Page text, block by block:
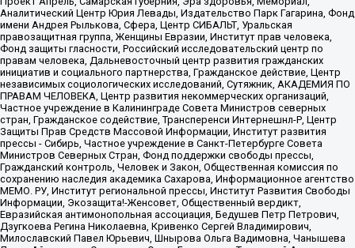
Аналитический Центр Юрия Левады, Издательство Парк Гагарина, Фонд
имени Андрея Рылькова, Сфера, Центр СИБАЛЬТ, Уральская
правозащитная группа, Женщины Евразии, Институт прав человека,
Фонд защиты гласности, Российский исследовательский центр по
правам человека, Дальневосточный центр развития гражданских
инициатив и социального партнерства, Гражданское действие, Центр
независимых социологических исследований, Сутяжник, АКАДЕМИЯ ПО
ПРАВАМ ЧЕЛОВЕКА, Центр развития некоммерческих организаций,
Частное учреждение в Калининграде Совета Министров северных
стран, Гражданское содействие, Трансперенси Интернешнл-Р, Центр
Защиты Прав Средств Массовой Информации, Институт развития
прессы - Сибирь, Частное учреждение в Санкт-Петербурге Совета
Министров Северных Стран, Фонд поддержки свободы прессы,
Гражданский контроль, Человек и Закон, Общественная комиссия по
сохранению наследия академика Сахарова, Информационное агентство
МЕМО. РУ, Институт региональной прессы, Институт Развития Свободы
Информации, Экозащита!-Женсовет, Общественный вердикт,
Евразийская антимонопольная ассоциация, Бедушев Петр Петрович,
Дзугкоева Регина Николаевна, Кривенко Сергей Владимирович,
Милославский Павел Юрьевич, Шнырова Ольга Вадимовна, Чанышева